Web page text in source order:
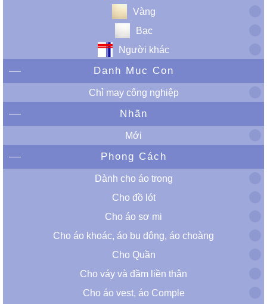
Vàng
Bạc
Người khác
Danh Mục Con
Chỉ may công nghiệp
Nhãn
Mới
Phong Cách
Dành cho áo trong
Cho đồ lót
Cho áo sơ mi
Cho áo khoác, áo bu dông, áo choàng
Cho Quần
Cho váy và đầm liền thân
Cho áo vest, áo Comple